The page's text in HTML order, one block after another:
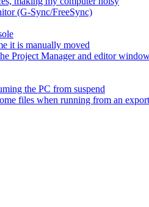
(G-Sync/FreeSync)
it is manually moved
Project Manager and editor
the PC from suspend
files when running from an